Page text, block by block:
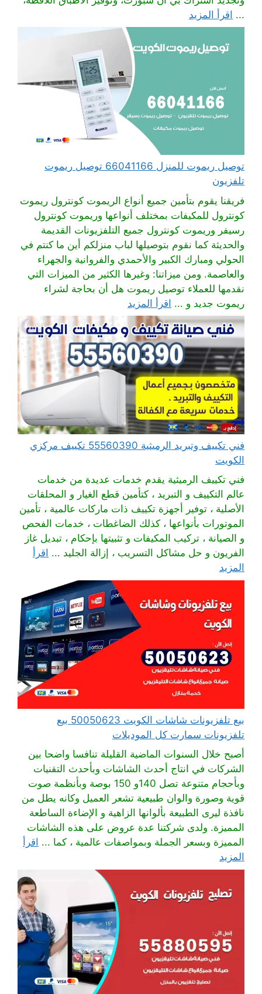
... اقرأ المزيد
توصيل ريموت للمنزل 66041166 توصيل ريموت
تلفزيون
فريقنا يقوم بتأمين جميع أنواع الريموت كونترول ريموت
كونترول للمكيفات بمختلف أنواعها وريموت كونترول
رسيفر وريموت كونترول جميع التلفزيونات القديمة
والحديثة كما نقوم بتوصيلها لباب منزلكم أين ما كنتم في
الحولي ومبارك الكبير والأحمدي والفروانية والجهراء
والعاصمة. ومن ميزاتنا: وغيرها الكثير من الميزات التي
نقدمها للعملاء توصيل ريموت هل أن بحاجة لشراء
ريموت جديد و ... اقرأ المزيد
فني تكييف وتبريد الرميثية 55560390 تكييف مركزي
الكويت
فني تكييف الرميثية يقدم خدمات عديدة من خدمات
عالم التكييف و التبريد ، كتأمين قطع الغيار و المحلقات
الأصلية ، توفير أجهزة تكييف ذات ماركات عالمية ، تأمين
الموتورات بأنواعها ، كذلك الضاغطات ، خدمات الفحص
و الصيانة ، تركيب المكيفات و تثبيتها بإحكام ، تبديل غاز
الفريون و حل مشاكل التسريب ، إزالة الجليد ... اقرأ
المزيد
بيع تلفزيونات شاشات الكويت 50050623 بيع
تلفزيونات سمارت كل الموديلات
أصبح خلال السنوات الماضية القليلة تنافسا واضحا بين
الشركات في انتاج أحدث الشاشات وبأحدث التقنيات
وبأحجام متنوعة تصل 140و 150 بوصة وبأنظمة صوت
قوية وصورة والوان طبيعية تشعر العميل وكانه يطل من
نافذة ليرى الطبيعة بألوانها الزاهية و الإضاءة الساطعة
المميزة. ولدى شركتنا عدة عروض على هذه الشاشات
المميزة وبسعر الجملة وبمواصفات عالمية ، كما ... اقرأ
المزيد